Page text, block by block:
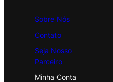
Sobre Nós
Contato
Seja Nosso
Parceiro
Minha Conta